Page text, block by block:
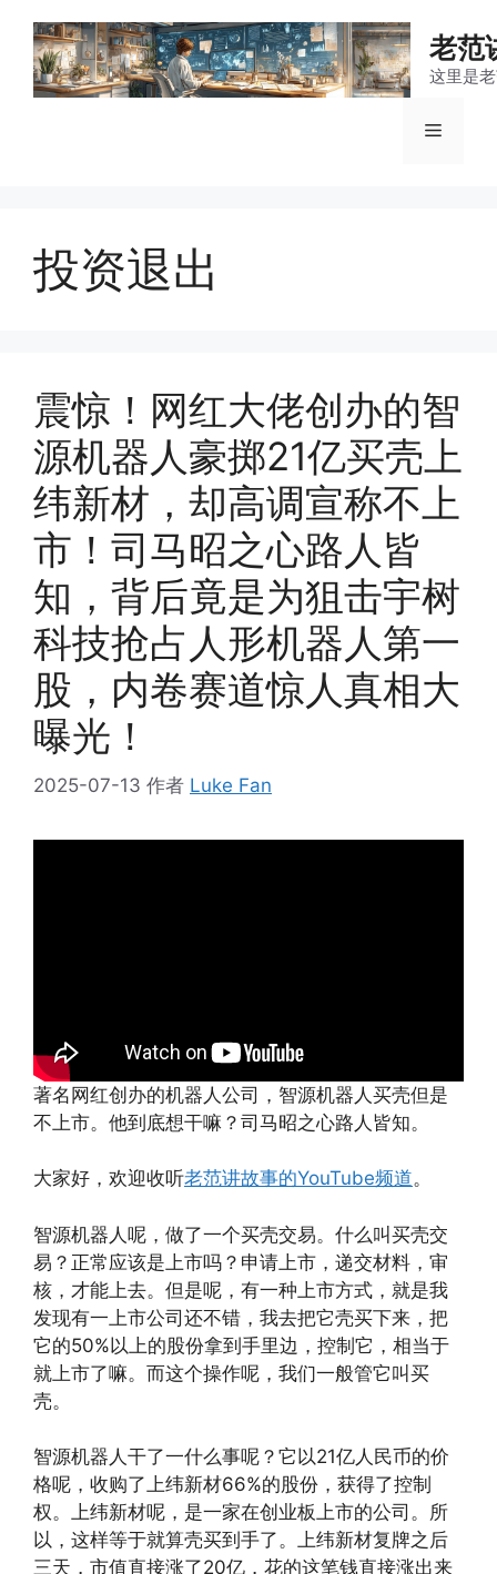
老范
这里是
菜
投资退出
震惊！网红大佬创办的智
源机器人豪掷21亿买壳上
纬新材，却高调宣称不上
市！司马昭之心路人皆
知，背后竟是为狙击宇树
科技抢占人形机器人第一
股，内卷赛道惊人真相大
曝光！
2025-07-13 作者 Luke Fan
著名网红创办的机器人公司，智源机器人买壳但是
不上市。他到底想干嘛？司马昭之心路人皆知。
大家好，欢迎收听老范讲故事的YouTube频道。
智源机器人呢，做了一个买壳交易。什么叫买壳交
易？正常应该是上市吗？申请上市，递交材料，审
核，才能上去。但是呢，有一种上市方式，就是我
发现有一上市公司还不错，我去把它壳买下来，把
它的50%以上的股份拿到手里边，控制它，相当于
就上市了嘛。而这个操作呢，我们一般管它叫买
壳。
智源机器人干了一什么事呢？它以21亿人民币的价
格呢，收购了上纬新材66%的股份，获得了控制
权。上纬新材呢，是一家在创业板上市的公司。所
以，这样等于就算壳买到手了。上纬新材复牌之后
三天，市值直接涨了20亿，花的这笔钱直接涨出来